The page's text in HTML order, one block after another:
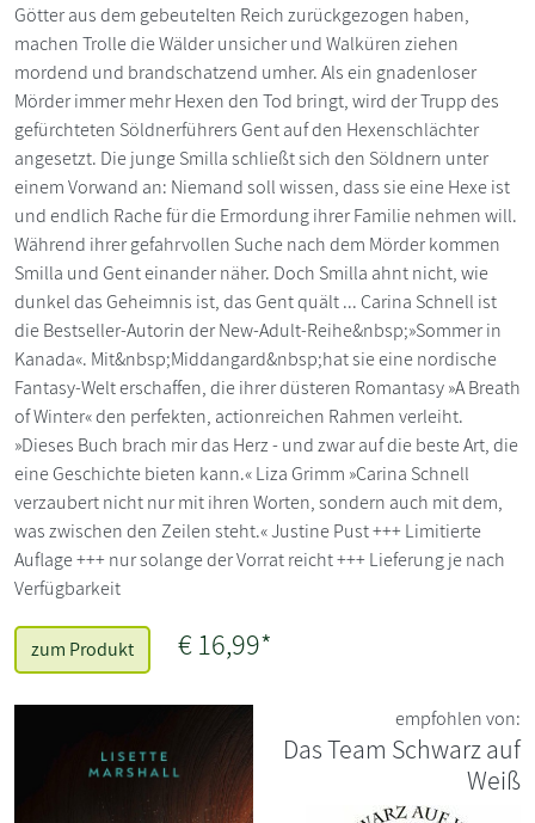
Götter aus dem gebeutelten Reich zurückgezogen haben,
machen Trolle die Wälder unsicher und Walküren ziehen
mordend und brandschatzend umher. Als ein gnadenloser
Mörder immer mehr Hexen den Tod bringt, wird der Trupp des
gefürchteten Söldnerführers Gent auf den Hexenschlächter
angesetzt. Die junge Smilla schließt sich den Söldnern unter
einem Vorwand an: Niemand soll wissen, dass sie eine Hexe ist
und endlich Rache für die Ermordung ihrer Familie nehmen will.
Während ihrer gefahrvollen Suche nach dem Mörder kommen
Smilla und Gent einander näher. Doch Smilla ahnt nicht, wie
dunkel das Geheimnis ist, das Gent quält ... Carina Schnell ist
die Bestseller-Autorin der New-Adult-Reihe&nbsp;»Sommer in
Kanada«. Mit&nbsp;Middangard&nbsp;hat sie eine nordische
Fantasy-Welt erschaffen, die ihrer düsteren Romantasy »A Breath
of Winter« den perfekten, actionreichen Rahmen verleiht.
»Dieses Buch brach mir das Herz - und zwar auf die beste Art, die
eine Geschichte bieten kann.« Liza Grimm »Carina Schnell
verzaubert nicht nur mit ihren Worten, sondern auch mit dem,
was zwischen den Zeilen steht.« Justine Pust +++ Limitierte
Auflage +++ nur solange der Vorrat reicht +++ Lieferung je nach
Verfügbarkeit
zum Produkt € 16,99*
empfohlen von:
Das Team Schwarz auf
Weiß